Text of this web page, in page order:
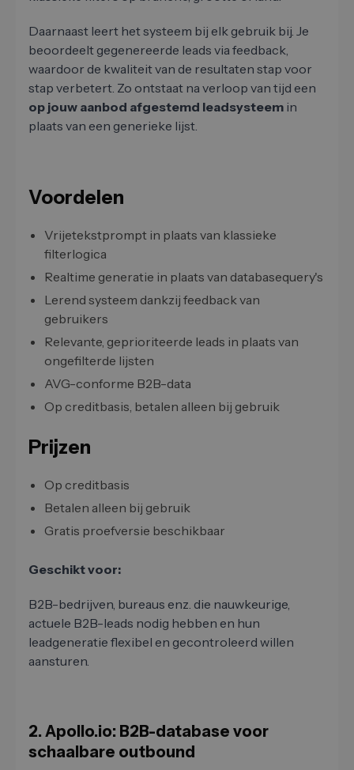
Daarnaast leert het systeem bij elk gebruik bij. Je
beoordeelt gegenereerde leads via feedback,
waardoor de kwaliteit van de resultaten stap voor
stap verbetert. Zo ontstaat na verloop van tijd een
op jouw aanbod afgestemd leadsysteem in
plaats van een generieke lijst.
Voordelen
Vrijetekstprompt in plaats van klassieke
filterlogica
Realtime generatie in plaats van databasequery's
Lerend systeem dankzij feedback van
gebruikers
Relevante, geprioriteerde leads in plaats van
ongefilterde lijsten
AVG-conforme B2B-data
Op creditbasis, betalen alleen bij gebruik
Prijzen
Op creditbasis
Betalen alleen bij gebruik
Gratis proefversie beschikbaar
Geschikt voor:
B2B-bedrijven, bureaus enz. die nauwkeurige,
actuele B2B-leads nodig hebben en hun
leadgeneratie flexibel en gecontroleerd willen
aansturen.
2. Apollo.io: B2B-database voor
schaalbare outbound